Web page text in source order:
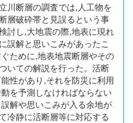
川断層の調査では,人工物を
層破砕帯と見誤るという事
討し,大地震の際,地表に現れ
誤解と思いこみがあったこ
ために,地表地震断層やその
いての解説を行った。活断
性があり,それを防災に利用
を予測しなければならない
解や思いこみが入る余地が
冷静に活断層等に対応する